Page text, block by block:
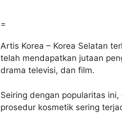
=
Artis Korea – Korea Selatan
telah mendapatkan jutaan
drama televisi, dan film.
Seiring dengan popularitas
prosedur kosmetik sering